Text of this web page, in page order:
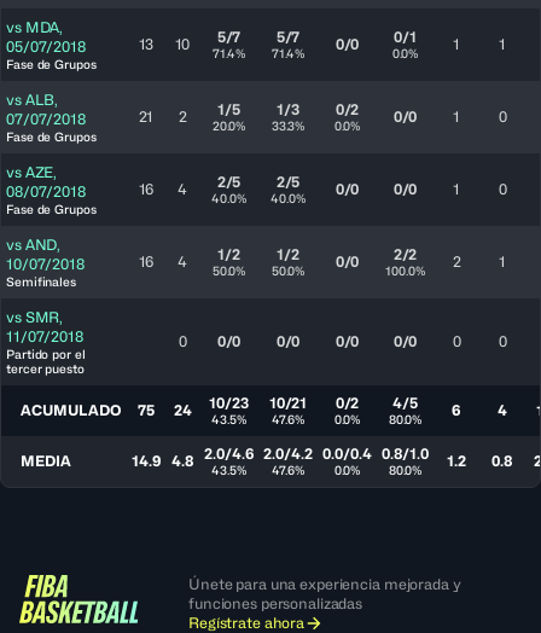
vs MDA,
05/07/2018
Fase de Grupos
13 10 5/7
71.4%
5/7
71.4% 0/0 0/1
0.0% 1 1
vs ALB,
07/07/2018
Fase de Grupos
21 2 1/5
20.0%
1/3
33.3%
0/2
0.0% 0/0 1 0
vs AZE,
08/07/2018
Fase de Grupos
16 4 2/5
40.0%
2/5
40.0% 0/0 0/0 1 0
vs AND,
10/07/2018
Semifinales
16 4 1/2
50.0%
1/2
50.0% 0/0 2/2
100.0% 2 1
vs SMR,
11/07/2018
Partido por el
tercer puesto
0 0/0 0/0 0/0 0/0 0 0
ACUMULADO 75 24 10/23
43.5%
10/21
47.6%
0/2
0.0%
4/5
80.0% 6 4
MEDIA 14.9 4.8 2.0/4.6
43.5%
2.0/4.2
47.6%
0.0/0.4
0.0%
0.8/1.0
80.0% 1.2 0.8
Únete para una experiencia mejorada y
funciones personalizadas
Regístrate ahora